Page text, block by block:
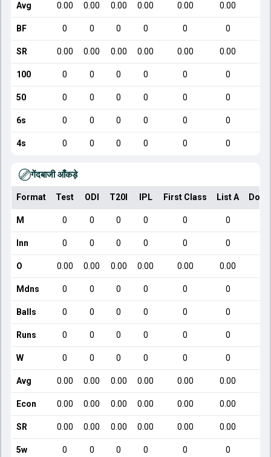
Avg 0.00 0.00 0.00 0.00 0.00 0.00
BF 0 0 0 0 0 0
SR 0.00 0.00 0.00 0.00 0.00 0.00
100 0 0 0 0 0 0
50 0 0 0 0 0 0
6s 0 0 0 0 0 0
4s 0 0 0 0 0 0
गेंदबाजी आँकड़े
Format Test ODI T20I IPL First Class List A
M 0 0 0 0 0 0
Inn 0 0 0 0 0 0
O 0.00 0.00 0.00 0.00 0.00 0.00
Mdns 0 0 0 0 0 0
Balls 0 0 0 0 0 0
Runs 0 0 0 0 0 0
W 0 0 0 0 0 0
Avg 0.00 0.00 0.00 0.00 0.00 0.00
Econ 0.00 0.00 0.00 0.00 0.00 0.00
SR 0.00 0.00 0.00 0.00 0.00 0.00
5w 0 0 0 0 0 0